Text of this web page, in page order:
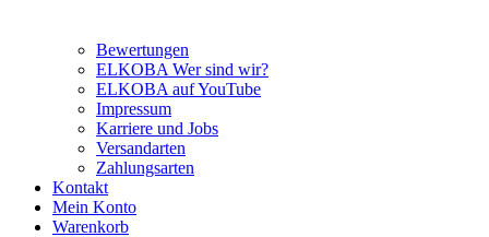
Bewertungen
ELKOBA Wer sind wir?
ELKOBA auf YouTube
Impressum
Karriere und Jobs
Versandarten
Zahlungsarten
Kontakt
Mein Konto
Warenkorb